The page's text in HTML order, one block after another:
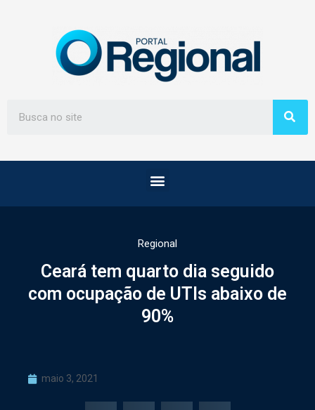
Regional
Ceará tem quarto dia seguido
com ocupação de UTIs abaixo de
90%
maio 3, 2021